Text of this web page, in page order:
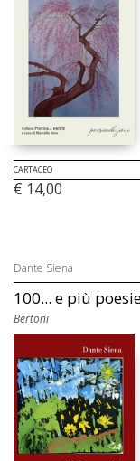
CARTACEO
€ 14,00
Dante Siena
100... e più
Bertoni